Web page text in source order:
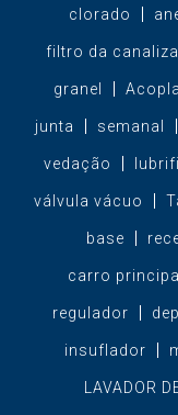
clorado
filtro da
granel
junta semanal
vedação
válvula vácuo
base
carro principal
regulador
insuflador
LAVADOR